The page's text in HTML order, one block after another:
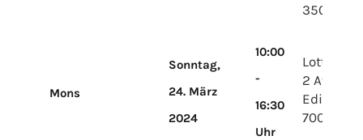
3500
Mons
Sonntag,
24. März
2024
10:00
-
16:30
Uhr
Lotto
2
Edison
700 Mon